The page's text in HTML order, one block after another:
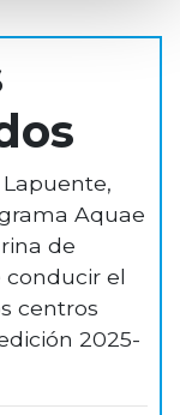
Aquae
de
conducir el
centros
2025-